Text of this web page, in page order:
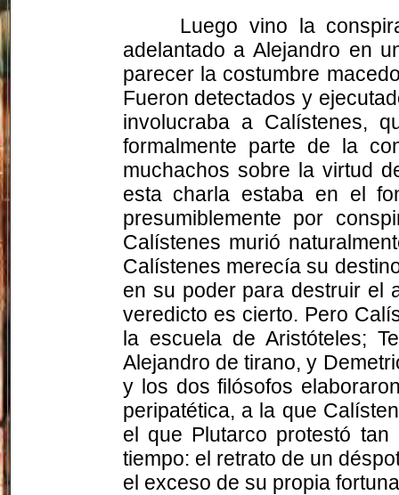
Luego vino la
adelantado a Alejandro en
parecer la costumbre
Fueron detectados y
involucraba a Calístenes,
formalmente parte de la
muchachos sobre la virtud
esta charla estaba en el
presumiblemente por
Calístenes murió
Calístenes merecía su
en su poder para destruir el
veredicto es cierto. Pero
la escuela de Aristóteles;
Alejandro de tirano, y
y los dos filósofos
peripatética, a la que
el que Plutarco protestó
tiempo: el retrato de un
el exceso de su propia